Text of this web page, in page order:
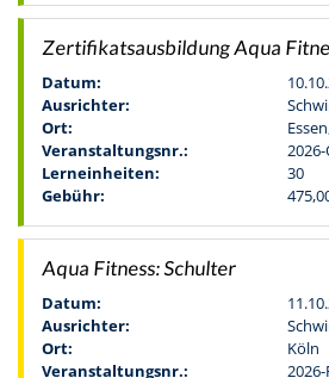
Zertifikatsausbildung Aqua
Datum:
Ausrichter:
Ort:
Veranstaltungsnr.:
2026-
Lerneinheiten:
30
Gebühr:
Aqua Fitness: Schulter
Datum:
Ausrichter:
Ort:
Köln
Veranstaltungsnr.:
2026-